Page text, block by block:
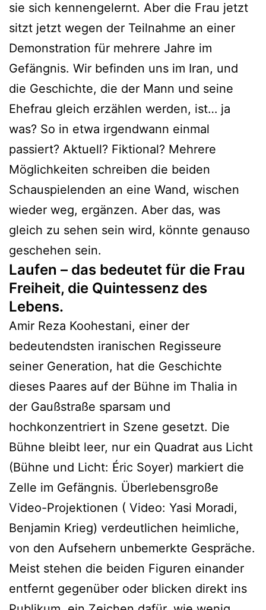
sie sich kennengelernt. Aber die Frau jetzt
sitzt jetzt wegen der Teilnahme an einer
Demonstration für mehrere Jahre im
Gefängnis. Wir befinden uns im Iran, und
die Geschichte, die der Mann und seine
Ehefrau gleich erzählen werden, ist… ja
was? So in etwa irgendwann einmal
passiert? Aktuell? Fiktional? Mehrere
Möglichkeiten schreiben die beiden
Schauspielenden an eine Wand, wischen
wieder weg, ergänzen. Aber das, was
gleich zu sehen sein wird, könnte genauso
geschehen sein.
Laufen – das bedeutet für die Frau
Freiheit, die Quintessenz des
Lebens.
Amir Reza Koohestani, einer der
bedeutendsten iranischen Regisseure
seiner Generation, hat die Geschichte
dieses Paares auf der Bühne im Thalia in
der Gaußstraße sparsam und
hochkonzentriert in Szene gesetzt. Die
Bühne bleibt leer, nur ein Quadrat aus Licht
(Bühne und Licht: Éric Soyer) markiert die
Zelle im Gefängnis. Überlebensgroße
Video-Projektionen ( Video: Yasi Moradi,
Benjamin Krieg) verdeutlichen heimliche,
von den Aufsehern unbemerkte Gespräche.
Meist stehen die beiden Figuren einander
entfernt gegenüber oder blicken direkt ins